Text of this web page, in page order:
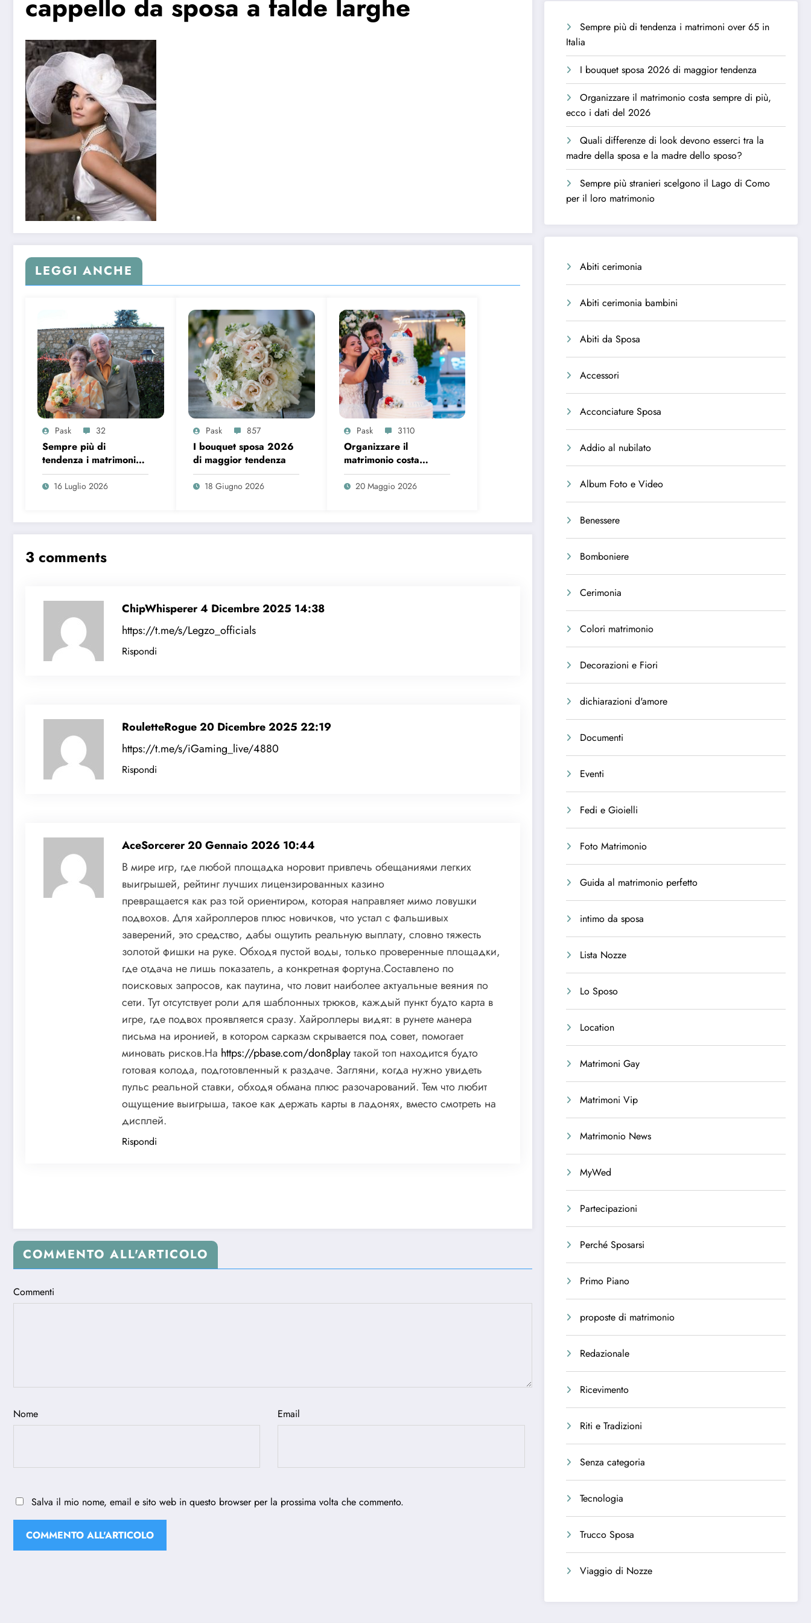
LEGGI ANCHE
Pask 32
Sempre più di
tendenza i matrimoni
over 65 in Italia
16 Luglio 2026
Pask 857
I bouquet sposa 2026
di maggior tendenza
18 Giugno 2026
Pask 3110
Organizzare il
matrimonio costa
sempre di più, ecco i
dati del 2026
20 Maggio 2026
3 comments
ChipWhisperer4 Dicembre 2025 14:38
https://t.me/s/Legzo_officials
Rispondi
RouletteRogue20 Dicembre 2025 22:19
https://t.me/s/iGaming_live/4880
Rispondi
AceSorcerer20 Gennaio 2026 10:44
В мире игр, где любой площадка норовит привлечь обещаниями легких
выигрышей, рейтинг лучших лицензированных казино
превращается как раз той ориентиром, которая направляет мимо ловушки
подвохов. Для хайроллеров плюс новичков, что устал с фальшивых
заверений, это средство, дабы ощутить реальную выплату, словно тяжесть
золотой фишки на руке. Обходя пустой воды, только проверенные площадки,
где отдача не лишь показатель, а конкретная фортуна.Составлено по
поисковых запросов, как паутина, что ловит наиболее актуальные веяния по
сети. Тут отсутствует роли для шаблонных трюков, каждый пункт будто карта в
игре, где подвох проявляется сразу. Хайроллеры видят: в рунете манера
письма на иронией, в котором сарказм скрывается под совет, помогает
миновать рисков.На https://pbase.com/don8playтакой топ находится будто
готовая колода, подготовленный к раздаче. Загляни, когда нужно увидеть
пульс реальной ставки, обходя обмана плюс разочарований. Тем что любит
ощущение выигрыша, такое как держать карты в ладонях, вместо смотреть на
дисплей.
Rispondi
COMMENTO ALL'ARTICOLO
Commenti
Nome Email
Salva il mio nome, email e sito web in questo browser per la prossima volta che commento.
Sempre più di tendenza i matrimoni over 65 in
Italia
I bouquet sposa 2026 di maggior tendenza
Organizzare il matrimonio costa sempre di più,
ecco i dati del 2026
Quali differenze di look devono esserci tra la
madre della sposa e la madre dello sposo?
Sempre più stranieri scelgono il Lago di Como
per il loro matrimonio
Abiti cerimonia
Abiti cerimonia bambini
Abiti da Sposa
Accessori
Acconciature Sposa
Addio al nubilato
Album Foto e Video
Benessere
Bomboniere
Cerimonia
Colori matrimonio
Decorazioni e Fiori
dichiarazioni d'amore
Documenti
Eventi
Fedi e Gioielli
Foto Matrimonio
Guida al matrimonio perfetto
intimo da sposa
Lista Nozze
Lo Sposo
Location
Matrimoni Gay
Matrimoni Vip
Matrimonio News
MyWed
Partecipazioni
Perché Sposarsi
Primo Piano
proposte di matrimonio
Redazionale
Ricevimento
Riti e Tradizioni
Senza categoria
Tecnologia
Trucco Sposa
Viaggio di Nozze